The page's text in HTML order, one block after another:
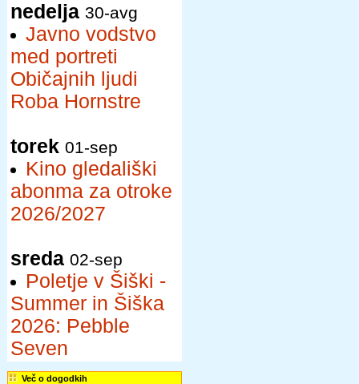
nedelja 30-avg
Javno vodstvo
med portreti
Običajnih ljudi
Roba Hornstre
torek 01-sep
Kino gledališki
abonma za otroke
2026/2027
sreda 02-sep
Poletje v Šiški -
Summer in Šiška
2026: Pebble
Seven
Več o dogodkih